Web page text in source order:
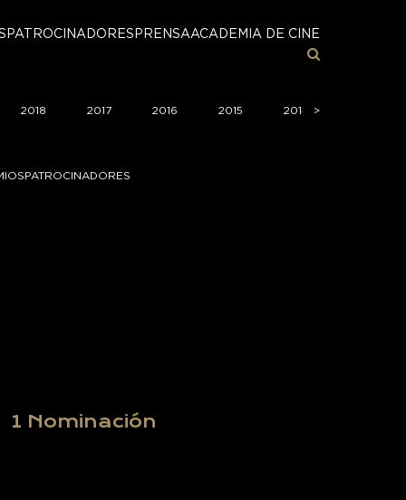
PATROCINADORES PRENSAACADEMIA DE CINE
2018 2017 2016 2015 2014 >
>
PATROCINADORES
1 Nominación